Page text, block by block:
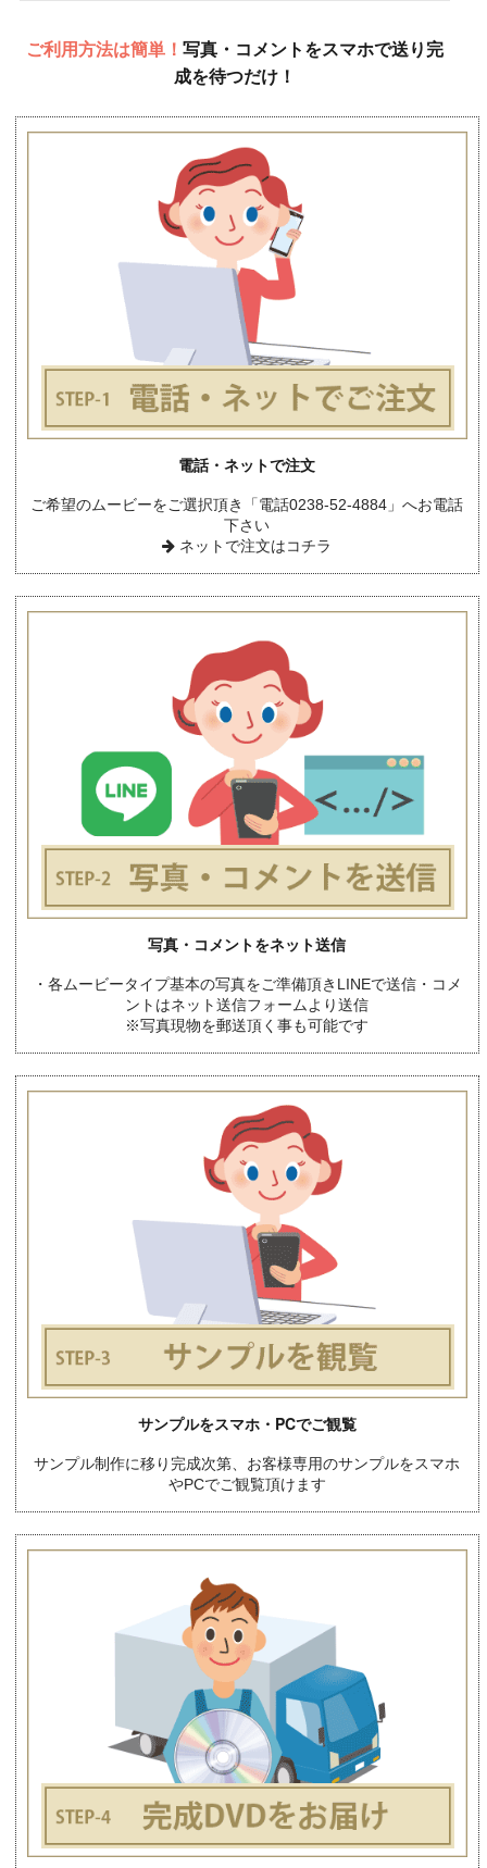
ご利用方法は簡単！ 写真・コメントをスマホで送り完
成を待つだけ！
電話・ネットで注文
ご希望のムービーをご選択頂き「電話0238-52-4884」へお電話
下さい
ネットで注文はコチラ
写真・コメントをネット送信
・各ムービータイプ基本の写真をご準備頂きLINEで送信・コメ
ントはネット送信フォームより送信
※写真現物を郵送頂く事も可能です
サンプルをスマホ・PCでご観覧
サンプル制作に移り完成次第、お客様専用のサンプルをスマホ
やPCでご観覧頂けます